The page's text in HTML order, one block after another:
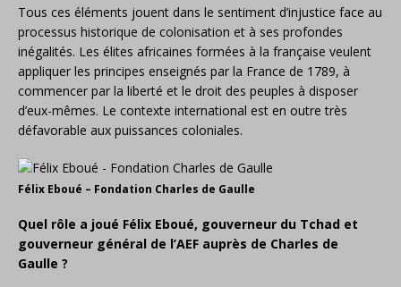
Tous ces éléments jouent dans le sentiment d’injustice face au
processus historique de colonisation et à ses profondes
inégalités. Les élites africaines formées à la française veulent
appliquer les principes enseignés par la France de 1789, à
commencer par la liberté et le droit des peuples à disposer
d’eux-mêmes. Le contexte international est en outre très
défavorable aux puissances coloniales.
Félix Eboué – Fondation Charles de Gaulle
Quel rôle a joué Félix Eboué, gouverneur du Tchad et
gouverneur général de l’AEF auprès de Charles de
Gaulle ?